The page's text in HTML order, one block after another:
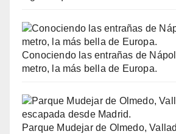
Conociendo las entrañas de
metro, la más bella de Europa.
Parque Mudejar de Olmedo,